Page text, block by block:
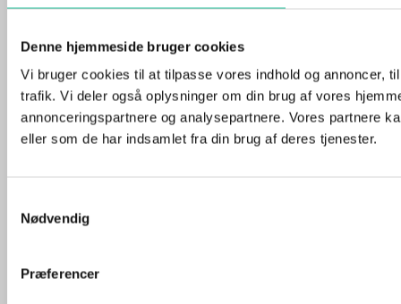
Denne hjemmeside bruger cookies
Vi bruger cookies til at tilpasse vores indhold og annoncer,
trafik. Vi deler også oplysninger om din brug af vores
annonceringspartnere og analysepartnere. Vores partnere
eller som de har indsamlet fra din brug af deres tjenester.
Nødvendig
Præferencer